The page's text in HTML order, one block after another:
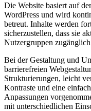
Die Website basiert auf
WordPress und wird
betreut. Inhalte werden
sicherzustellen, dass sie
Nutzergruppen
Bei der Gestaltung und
barrierefreien
Strukturierungen, leicht
Kontraste und eine
Anpassungen
mit unterschiedlichen